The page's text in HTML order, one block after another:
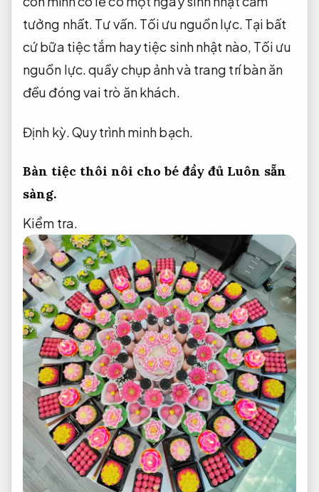
tưởng nhất. Tư vấn. Tối ưu nguồn lực. Tại bất
cứ bữa tiệc tắm hay tiệc sinh nhật nào, Tối ưu
nguồn lực.quầy chụp ảnh và trang trí bàn ăn
đều đóng vai trò ăn khách.
Định kỳ.Quy trình minh bạch.
Bàn tiệc thôi nôi cho bé đầy đủ Luôn sẵn
sàng.
Kiểm tra.